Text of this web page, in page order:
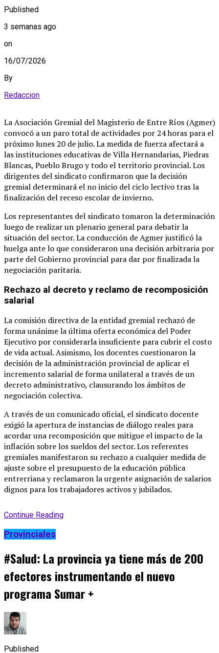
Published
3 semanas ago
on
16/07/2026
By
Redaccion
La Asociación Gremial del Magisterio de Entre Ríos (Agmer)
convocó a un paro total de actividades por 24 horas para el
próximo lunes 20 de julio. La medida de fuerza afectará a
las instituciones educativas de Villa Hernandarias, Piedras
Blancas, Pueblo Brugo y todo el territorio provincial. Los
dirigentes del sindicato confirmaron que la decisión
gremial determinará el no inicio del ciclo lectivo tras la
finalización del receso escolar de invierno.
Los representantes del sindicato tomaron la determinación
luego de realizar un plenario general para debatir la
situación del sector. La conducción de Agmer justificó la
huelga ante lo que consideraron una decisión arbitraria por
parte del Gobierno provincial para dar por finalizada la
negociación paritaria.
Rechazo al decreto y reclamo de recomposición
salarial
La comisión directiva de la entidad gremial rechazó de
forma unánime la última oferta económica del Poder
Ejecutivo por considerarla insuficiente para cubrir el costo
de vida actual. Asimismo, los docentes cuestionaron la
decisión de la administración provincial de aplicar el
incremento salarial de forma unilateral a través de un
decreto administrativo, clausurando los ámbitos de
negociación colectiva.
A través de un comunicado oficial, el sindicato docente
exigió la apertura de instancias de diálogo reales para
acordar una recomposición que mitigue el impacto de la
inflación sobre los sueldos del sector. Los referentes
gremiales manifestaron su rechazo a cualquier medida de
ajuste sobre el presupuesto de la educación pública
entrerriana y reclamaron la urgente asignación de salarios
dignos para los trabajadores activos y jubilados.
Continue Reading
Provinciales
#Salud: La provincia ya tiene más de 200
efectores instrumentando el nuevo
programa Sumar +
Published